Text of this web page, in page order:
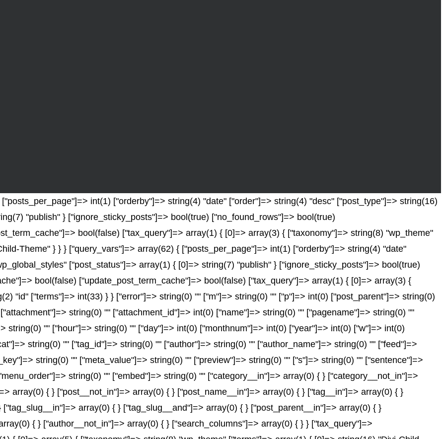
int(1) ["orderby"]=> string(4) "date" ["order"]=> string(4) "desc" ["post_type"]=> string(16)
"publish" } ["ignore_sticky_posts"]=> bool(true) ["no_found_rows"]=> bool(true)
bool(false) ["tax_query"]=> array(1) { [0]=> array(3) { ["taxonomy"]=> string(8) "wp_theme"
Theme" } } } ["query_vars"]=> array(62) { ["posts_per_page"]=> int(1) ["orderby"]=> string(4) "date"
["post_status"]=> array(1) { [0]=> string(7) "publish" } ["ignore_sticky_posts"]=> bool(true)
bool(false) ["update_post_term_cache"]=> bool(false) ["tax_query"]=> array(1) { [0]=> array(3) {
"id" ["terms"]=> int(33) } } ["error"]=> string(0) "" ["m"]=> string(0) "" ["p"]=> int(0) ["post_parent"]=> string(0)
string(0) "" ["attachment_id"]=> int(0) ["name"]=> string(0) "" ["pagename"]=> string(0) ""
string(0) "" ["hour"]=> string(0) "" ["day"]=> int(0) ["monthnum"]=> int(0) ["year"]=> int(0) ["w"]=> int(0)
string(0) "" ["tag_id"]=> string(0) "" ["author"]=> string(0) "" ["author_name"]=> string(0) "" ["feed"]=>
string(0) "" ["meta_value"]=> string(0) "" ["preview"]=> string(0) "" ["s"]=> string(0) "" ["sentence"]=>
string(0) "" ["embed"]=> string(0) "" ["category__in"]=> array(0) { } ["category__not_in"]=>
array(0) { } ["post__not_in"]=> array(0) { } ["post_name__in"]=> array(0) { } ["tag__in"]=> array(0) { }
array(0) { } ["tag_slug__and"]=> array(0) { } ["post_parent__in"]=> array(0) { }
{ } ["author__not_in"]=> array(0) { } ["search_columns"]=> array(0) { } } ["tax_query"]=>